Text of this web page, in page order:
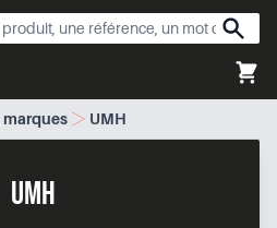
marques UMH
UMH